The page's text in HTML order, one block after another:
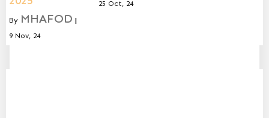
By MHAFOD |
9 Nov, 24
25 Oct, 24